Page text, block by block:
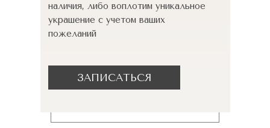
наличия, либо воплотим уникальное
украшение с учетом ваших
пожеланий
ЗАПИСАТЬСЯ